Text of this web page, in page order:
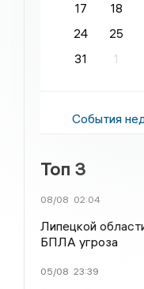
17
18
24
25
31
1
События
Топ 3
08/08 02:04
Липецкой
БПЛА угроза
05/08 23:39